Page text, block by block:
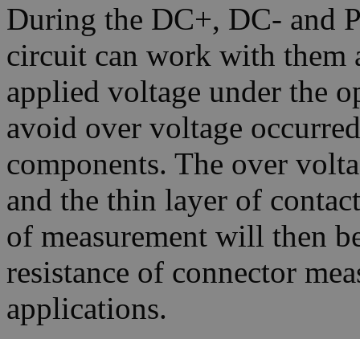
During the DC+, DC- and
circuit can work with
applied voltage under the
avoid over voltage
components. The over
and the thin layer of
of measurement will then
resistance of connector
applications.